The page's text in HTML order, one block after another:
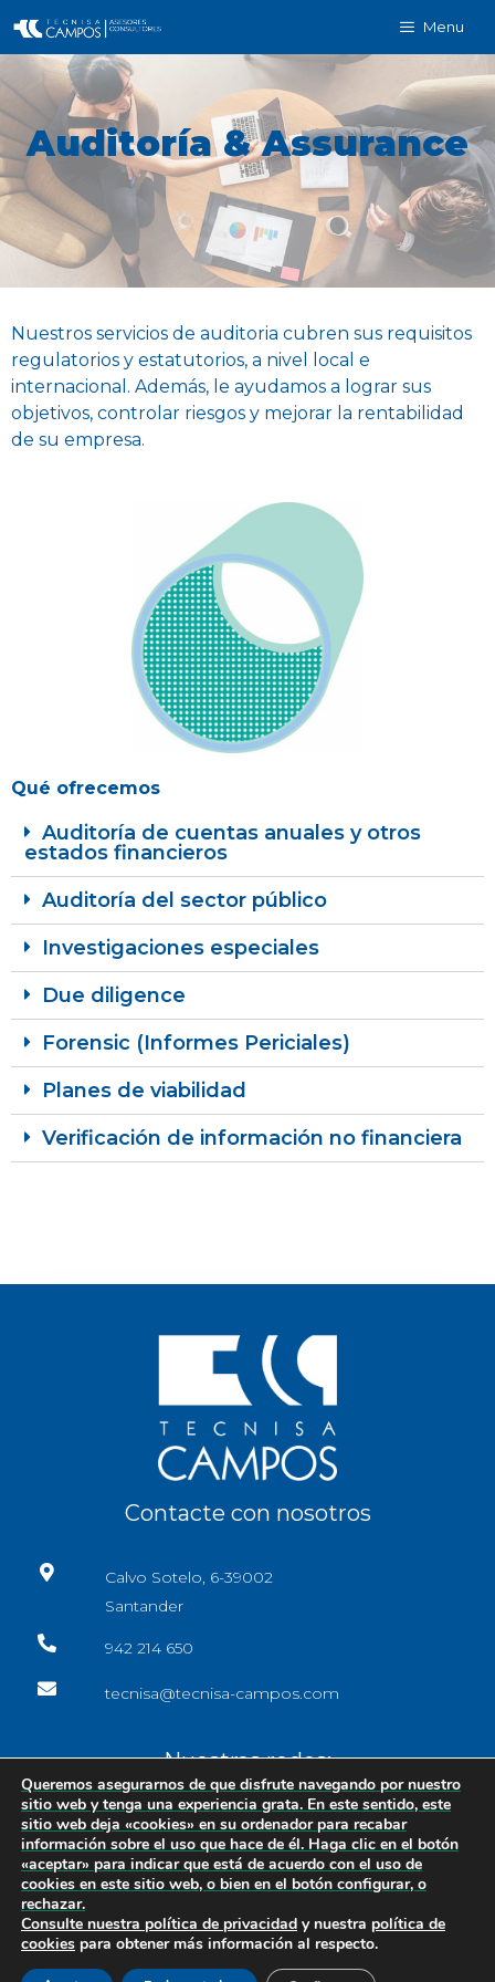
Menu
Auditoría & Assurance
Nuestros servicios de auditoria cubren sus requisitos
regulatorios y estatutorios, a nivel local e
internacional. Además, le ayudamos a lograr sus
objetivos, controlar riesgos y mejorar la rentabilidad
de su empresa.
Qué ofrecemos
Auditoría de cuentas anuales y otros
estados financieros
Auditoría del sector público
Investigaciones especiales
Due diligence
Forensic (Informes Periciales)
Planes de viabilidad
Verificación de información no financiera
Contacte con nosotros
Calvo Sotelo, 6-39002
Santander
942 214 650
tecnisa@tecnisa-campos.com
Nuestras redes:
Queremos asegurarnos de que disfrute navegando por nuestro
sitio web y tenga una experiencia grata. En este sentido, este
sitio web deja «cookies» en su ordenador para recabar
información sobre el uso que hace de él. Haga clic en el botón
«aceptar» para indicar que está de acuerdo con el uso de
cookies en este sitio web, o bien en el botón configurar, o
rechazar.
Consulte nuestra política de privacidad y nuestra política de
cookies para obtener más información al respecto.